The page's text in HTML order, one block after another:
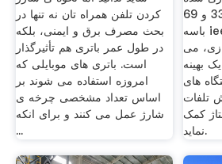
کردن تلفن همراه تان نه تنها در
بحث مصرف برق و ایمنی، بلکه
در طول عمر باتری هم تأثیرگذار
است. باتری های موبایلی که
امروزه استفاده می شوند بر
اساس تعداد مشخصی چرخه ی
شارژ عمل می کنند و برای انکه
...
در سیستم های توزیع 33 و 69
باسه ieee نشان می دهد که
می
بهینه
های
تلفات
کمک
نماید.